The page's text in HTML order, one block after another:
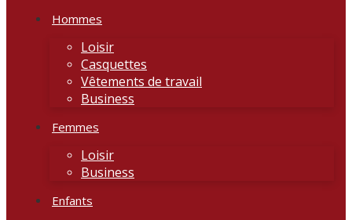
Hommes
Loisir
Casquettes
Vêtements de travail
Business
Femmes
Loisir
Business
Enfants